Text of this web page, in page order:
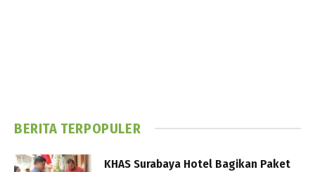
BERITA TERPOPULER
KHAS Surabaya Hotel Bagikan Paket